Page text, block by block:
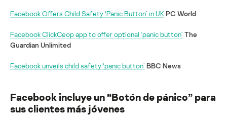
Facebook Offers Child Safety ‘Panic Button’ in UK PC World
Facebook ClickCeop app to offer optional ‘panic button’ The
Guardian Unlimited
Facebook unveils child safety ‘panic button’ BBC News
Facebook incluye un “Botón de pánico” para
sus clientes más jóvenes